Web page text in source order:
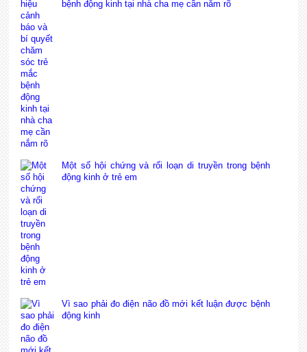
bệnh động kinh tại nhà cha mẹ cần nắm rõ
Một số hội chứng và rối loạn di truyền trong bệnh
động kinh ở trẻ em
Vì sao phải đo điện não đồ mới kết luận được bệnh
động kinh